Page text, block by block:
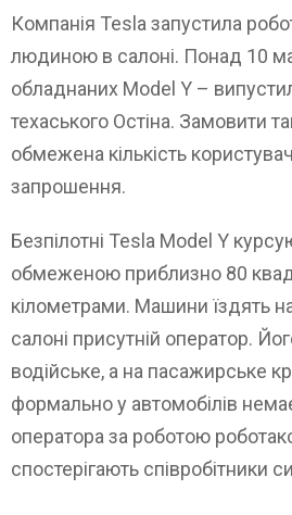
Компанія Tesla запустила
людиною в салоні. Понад 10
обладнаних Model Y –
техаського Остіна. Замовити
обмежена кількість
запрошення.
Безпілотні Tesla Model Y
обмеженою приблизно 80
кілометрами. Машини їздять на
салоні присутній оператор.
водійське, а на пасажирське
формально у автомобілів
оператора за роботою
спостерігають співробітники